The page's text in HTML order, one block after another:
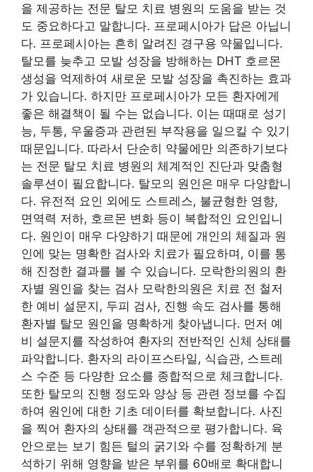
을 제공하는 전문 탈모 치료 병원의 도움을 받는 것
도 중요하다고 말합니다. 프로페시아가 답은 아닙니
다. 프로페시아는 흔히 알려진 경구용 약물입니다.
탈모를 늦추고 모발 성장을 방해하는 DHT 호르몬
생성을 억제하여 새로운 모발 성장을 촉진하는 효과
가 있습니다. 하지만 프로페시아가 모든 환자에게
좋은 해결책이 될 수는 없습니다. 이는 때때로 성기
능, 두통, 우울증과 관련된 부작용을 일으킬 수 있기
때문입니다. 따라서 단순히 약물에만 의존하기보다
는 전문 탈모 치료 병원의 체계적인 진단과 맞춤형
솔루션이 필요합니다. 탈모의 원인은 매우 다양합니
다. 유전적 요인 외에도 스트레스, 불균형한 영향,
면역력 저하, 호르몬 변화 등이 복합적인 요인입니
다. 원인이 매우 다양하기 때문에 개인의 체질과 원
인에 맞는 명확한 검사와 치료가 필요하며, 이를 통
해 진정한 결과를 볼 수 있습니다. 모락한의원의 환
자별 원인을 찾는 검사 모락한의원은 치료 전 철저
한 예비 설문지, 두피 검사, 진행 속도 검사를 통해
환자별 탈모 원인을 명확하게 찾아냅니다. 먼저 예
비 설문지를 작성하여 환자의 전반적인 신체 상태를
파악합니다. 환자의 라이프스타일, 식습관, 스트레
스 수준 등 다양한 요소를 종합적으로 체크합니다.
또한 탈모의 진행 정도와 양상 등 관련 정보를 수집
하여 원인에 대한 기초 데이터를 확보합니다. 사진
을 찍어 환자의 상태를 객관적으로 평가합니다. 육
안으로는 보기 힘든 털의 굵기와 수를 정확하게 분
석하기 위해 영향을 받은 부위를 60배로 확대합니